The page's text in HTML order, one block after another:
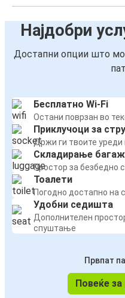
Најдобри
Достапни опции што
Бесплатно Wi-Fi
Остани поврзан во
Приклучоци за
Држи ги твоите
Складирање багаж
Простор за безбедно
Тоалети
Погодно достапно на
Удобни седишта
Дополнителен
спуштање
Првпат
Повеќе